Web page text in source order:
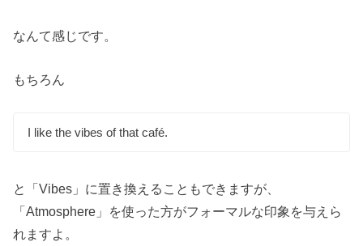
なんて感じです。
もちろん
I like the vibes of that café.
と「Vibes」に置き換えることもできますが、
「Atmosphere」を使った方がフォーマルな印象を与えら
れますよ。